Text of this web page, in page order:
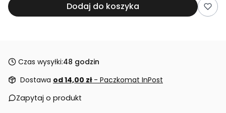
Dodaj do koszyka
Czas wysyłki:48 godzin
Dostawa od 14,00 zł - Paczkomat InPost
Zapytaj o produkt